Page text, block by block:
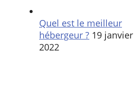
Quel est le meilleur
hébergeur ? 19 janvier
2022